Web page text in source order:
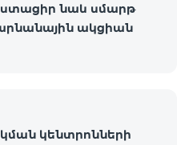
ստացիր նաև սմարթ
ակցիան
կենտրոնների